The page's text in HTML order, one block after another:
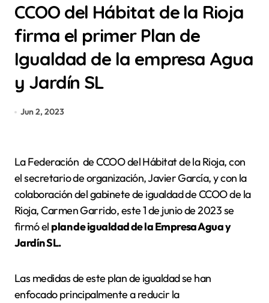
CCOO del Hábitat de la Rioja
firma el primer Plan de
Igualdad de la empresa Agua
y Jardín SL
Jun 2, 2023
La Federación de CCOO del Hábitat de la Rioja, con
el secretario de organización, Javier García, y con la
colaboración del gabinete de igualdad de CCOO de la
Rioja, Carmen Garrido, este 1 de junio de 2023 se
firmó el plan de igualdad de la Empresa Agua y
Jardín SL.
Las medidas de este plan de igualdad se han
enfocado principalmente a reducir la